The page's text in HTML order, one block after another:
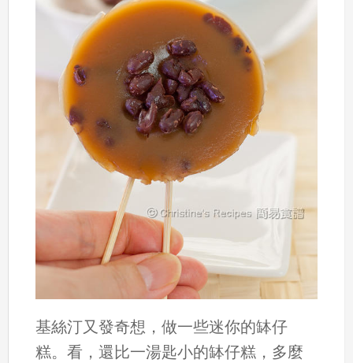
基絲汀又發奇想，做一些迷你的缽仔
糕。看，還比一湯匙小的缽仔糕，多麼